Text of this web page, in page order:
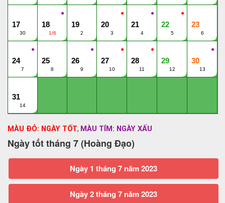
17
30
●
18
1/6
19
2
●
20
3
●
21
4
●
22
5
23
6
●
24
7
25
8
●
26
9
●
27
10
●
28
11
29
12
●
30
13
31
14
MÀU ĐỎ: NGÀY TỐT, MÀU TÍM: NGÀY XẤU
Ngày tốt tháng 7 (Hoàng Đạo)
Ngày 1 tháng 7 năm 2023
Ngày 2 tháng 7 năm 2023